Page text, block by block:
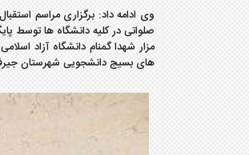
وی ادامه داد: برگزاری مراسم
صلواتی در کلیه دانشگاه ها توسط
مزار شهدا گمنام دانشگاه آزاد
های بسیج دانشجویی شهرستان